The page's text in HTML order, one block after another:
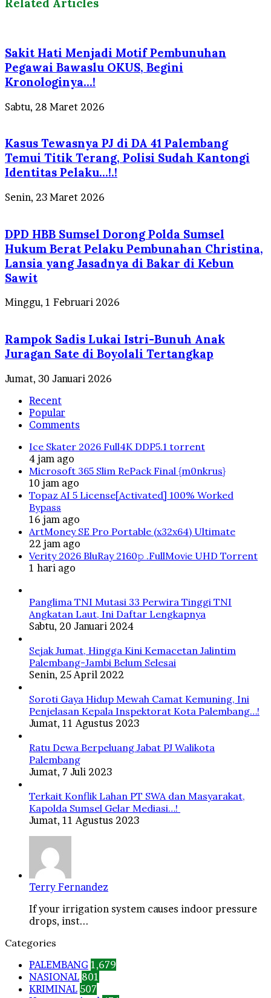
Related Articles
Sakit Hati Menjadi Motif Pembunuhan
Pegawai Bawaslu OKUS, Begini
Kronologinya…!
Sabtu, 28 Maret 2026
Kasus Tewasnya PJ di DA 41 Palembang
Temui Titik Terang, Polisi Sudah Kantongi
Identitas Pelaku…!.!
Senin, 23 Maret 2026
DPD HBB Sumsel Dorong Polda Sumsel
Hukum Berat Pelaku Pembunahan Christina,
Lansia yang Jasadnya di Bakar di Kebun
Sawit
Minggu, 1 Februari 2026
Rampok Sadis Lukai Istri-Bunuh Anak
Juragan Sate di Boyolali Tertangkap
Jumat, 30 Januari 2026
Recent
Popular
Comments
Ice Skater 2026 Full4K DDP5.1 torrent
4 jam ago
Microsoft 365 Slim RePack Final {m0nkrus}
10 jam ago
Topaz AI 5 License[Activated] 100% Worked
Bypass
16 jam ago
ArtMoney SE Pro Portable (x32x64) Ultimate
22 jam ago
Verity 2026 BluRay 2160𝚙 .FullMov𝗂e UHD Torrent
1 hari ago
Panglima TNI Mutasi 33 Perwira Tinggi TNI
Angkatan Laut, Ini Daftar Lengkapnya
Sabtu, 20 Januari 2024
Sejak Jumat, Hingga Kini Kemacetan Jalintim
Palembang-Jambi Belum Selesai
Senin, 25 April 2022
Soroti Gaya Hidup Mewah Camat Kemuning, Ini
Penjelasan Kepala Inspektorat Kota Palembang…!
Jumat, 11 Agustus 2023
Ratu Dewa Berpeluang Jabat PJ Walikota
Palembang
Jumat, 7 Juli 2023
Terkait Konflik Lahan PT SWA dan Masyarakat,
Kapolda Sumsel Gelar Mediasi…!
Jumat, 11 Agustus 2023
Terry Fernandez
If your irrigation system causes indoor pressure
drops, inst...
Categories
PALEMBANG 1,679
NASIONAL 801
KRIMINAL 507